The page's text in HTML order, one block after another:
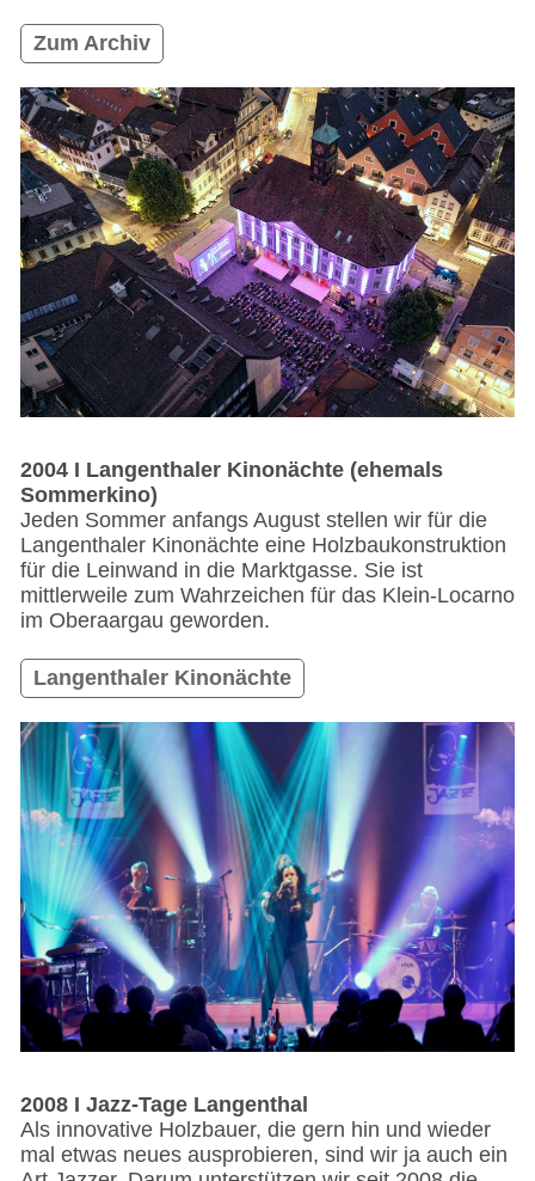
Zum Archiv
2004 I Langenthaler Kinonächte (ehemals
Sommerkino)
Jeden Sommer anfangs August stellen wir für die
Langenthaler Kinonächte eine Holzbaukonstruktion
für die Leinwand in die Marktgasse. Sie ist
mittlerweile zum Wahrzeichen für das Klein-Locarno
im Oberaargau geworden.
Langenthaler Kinonächte
2008 I Jazz-Tage Langenthal
Als innovative Holzbauer, die gern hin und wieder
mal etwas neues ausprobieren, sind wir ja auch ein